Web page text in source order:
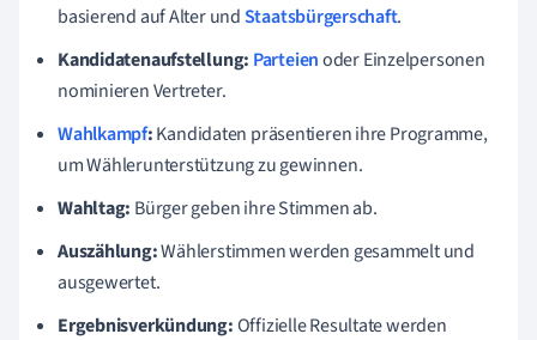
basierend auf Alter undStaatsbürgerschaft.
Kandidatenaufstellung: Parteienoder Einzelpersonen
nominieren Vertreter.
Wahlkampf:Kandidaten präsentieren ihre Programme,
um Wählerunterstützung zu gewinnen.
Wahltag: Bürger geben ihre Stimmen ab.
Auszählung:Wählerstimmen werden gesammelt und
ausgewertet.
Ergebnisverkündung:Offizielle Resultate werden